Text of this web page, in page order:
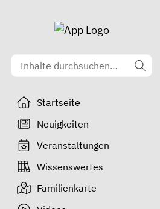
Startseite
Neuigkeiten
Veranstaltungen
Wissenswertes
Familienkarte